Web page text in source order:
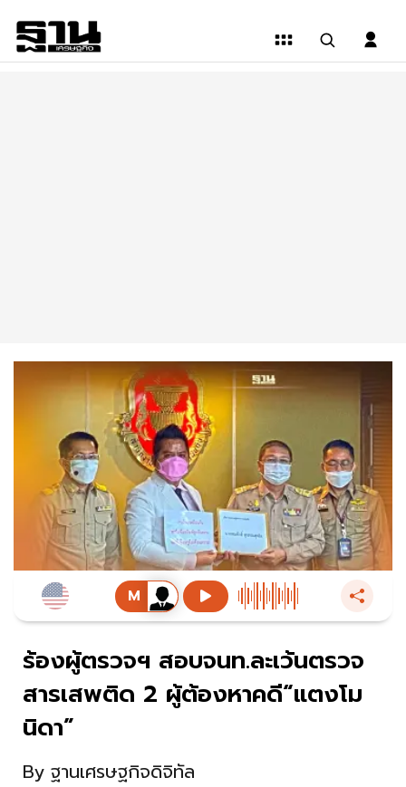
ร้องผู้ตรวจฯ สอบจนท.ละเว้นตรวจ
สารเสพติด 2 ผู้ต้องหาคดี“แตงโม
นิดา”
By ฐานเศรษฐกิจดิจิทัล